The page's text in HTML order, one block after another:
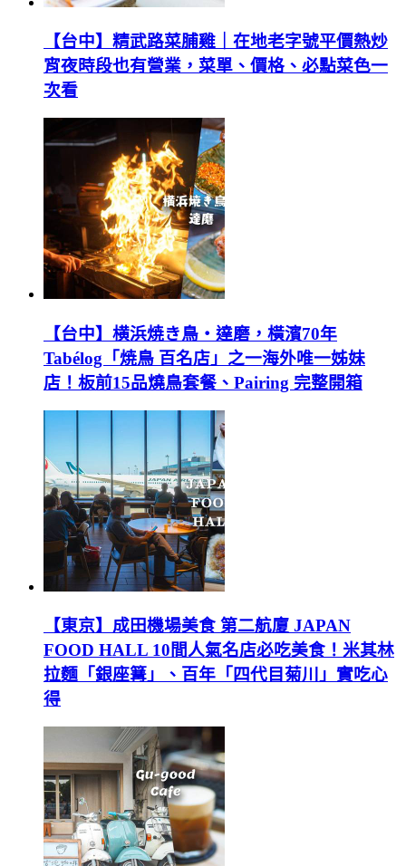
【台中】精武路菜脯雞｜在地老字號平價熱炒
宵夜時段也有營業，菜單、價格、必點菜色一
次看
【台中】横浜焼き鳥‧達磨，橫濱70年
Tabélog「焼鳥 百名店」之一海外唯一姊妹
店！板前15品燒鳥套餐、Pairing 完整開箱
【東京】成田機場美食 第二航廈 JAPAN
FOOD HALL 10間人氣名店必吃美食！米其林
拉麵「銀座篝」、百年「四代目菊川」實吃心
得